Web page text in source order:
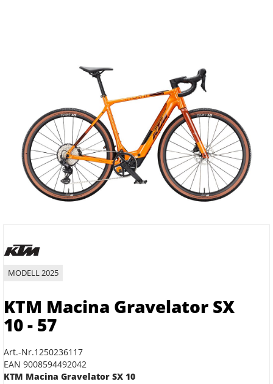
MODELL 2025
KTM Macina Gravelator SX
10 - 57
Art.-Nr.1250236117
EAN 9008594492042
KTM Macina Gravelator SX 10